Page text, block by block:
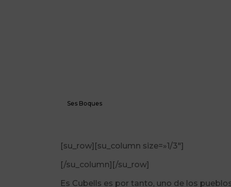
Ses Boques
[su_row][su_column size=»1/3″]
[/su_column][/su_row]
Es Cubells es por tanto, uno de los